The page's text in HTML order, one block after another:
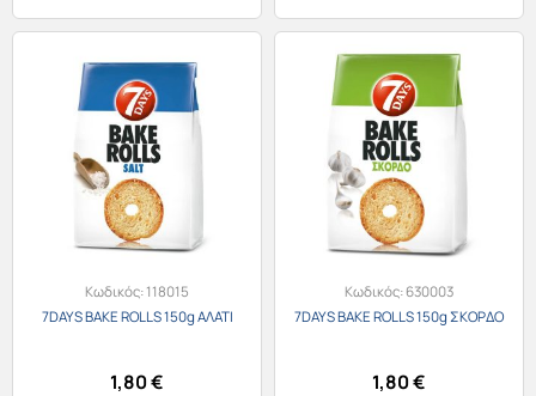
Κωδικός:118015
7DAYS BAKE ROLLS 150g ΑΛΑΤΙ
1,80€
Κωδικός:630003
7DAYS BAKE ROLLS 150g ΣΚΟΡΔΟ
1,80€